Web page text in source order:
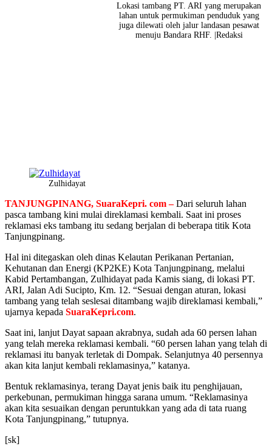
Lokasi tambang PT. ARI yang merupakan
lahan untuk permukiman penduduk yang
juga dilewati oleh jalur landasan pesawat
menuju Bandara RHF. |Redaksi
Zulhidayat
TANJUNGPINANG, SuaraKepri. com –Dari seluruh lahan
pasca tambang kini mulai direklamasi kembali. Saat ini proses
reklamasi eks tambang itu sedang berjalan di beberapa titik Kota
Tanjungpinang.
Hal ini ditegaskan oleh dinas Kelautan Perikanan Pertanian,
Kehutanan dan Energi (KP2KE) Kota Tanjungpinang, melalui
Kabid Pertambangan, Zulhidayat pada Kamis siang, di lokasi PT.
ARI, Jalan Adi Sucipto, Km. 12. “Sesuai dengan aturan, lokasi
tambang yang telah seslesai ditambang wajib direklamasi kembali,”
ujarnya kepada SuaraKepri.com.
Saat ini, lanjut Dayat sapaan akrabnya, sudah ada 60 persen lahan
yang telah mereka reklamasi kembali. “60 persen lahan yang telah di
reklamasi itu banyak terletak di Dompak. Selanjutnya 40 persennya
akan kita lanjut kembali reklamasinya,” katanya.
Bentuk reklamasinya, terang Dayat jenis baik itu penghijauan,
perkebunan, permukiman hingga sarana umum. “Reklamasinya
akan kita sesuaikan dengan peruntukkan yang ada di tata ruang
Kota Tanjungpinang,” tutupnya.
[sk]